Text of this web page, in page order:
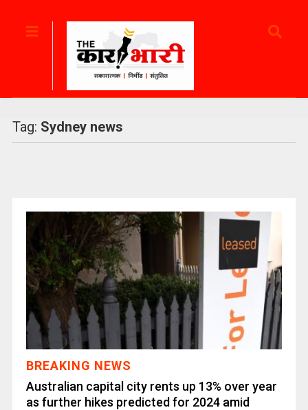
Tag: Sydney news
BREAKING NEWS
Australian capital city rents up 13% over year
as further hikes predicted for 2024 amid